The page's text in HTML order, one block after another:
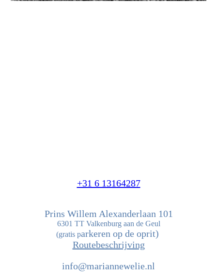
+31 6 13164287
Prins Willem Alexanderlaan 101
6301 TT Valkenburg aan de Geul
(gratis parkeren op de oprit)
Routebeschrijving
info@mariannewelie.nl